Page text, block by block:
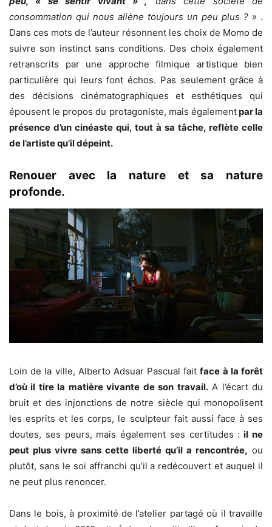
consommation qui nous aliène toujours un peu plus ? » .
Dans ces mots de l’auteur résonnent les choix de Momo de
suivre son instinct sans conditions. Des choix également
retranscrits par une approche filmique artistique bien
particulière qui leurs font échos. Pas seulement grâce à
des décisions cinématographiques et esthétiques qui
épousent le propos du protagoniste, mais égalementpar la
présence d’un cinéaste qui, tout à sa tâche, reflète celle
de l’artiste qu’il dépeint.
Renouer avec la nature et sa nature
profonde.
Loin de la ville, Alberto Adsuar Pascual faitface à la forêt
d’où il tire la matière vivante de son travail.A l’écart du
bruit et des injonctions de notre siècle qui monopolisent
les esprits et les corps, le sculpteur fait aussi face à ses
doutes, ses peurs, mais également ses certitudes : il ne
peut plus vivre sans cette liberté qu’il a rencontrée, ou
plutôt, sans le soi affranchi qu’il a redécouvert et auquel il
ne peut plus renoncer.
Dans le bois, à proximité de l’atelier partagé où il travaille